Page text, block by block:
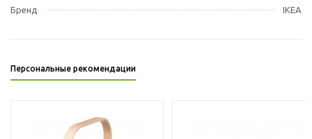
Бренд IKEA
Персональные рекомендации